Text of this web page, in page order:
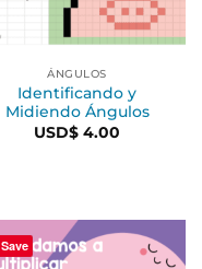
ÁNGULOS
Identificando y
Midiendo Ángulos
USD$ 4.00
Save